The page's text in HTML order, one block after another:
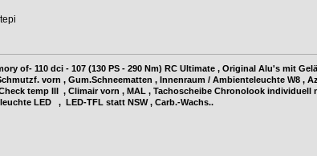
of- 110 dci - 107 (130 PS - 290 Nm) RC Ultimate , Original Alu's mit
vorn , Gum.Schneematten , Innenraum / Ambienteleuchte W8 ,
Check temp III , Climair vorn , MAL , Tachoscheibe Chronolook
LED , LED-TFL statt NSW , Carb.-Wachs..